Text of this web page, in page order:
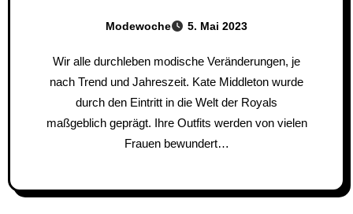
Modewoche 5. Mai 2023
Wir alle durchleben modische Veränderungen, je
nach Trend und Jahreszeit. Kate Middleton wurde
durch den Eintritt in die Welt der Royals
maßgeblich geprägt. Ihre Outfits werden von vielen
Frauen bewundert…